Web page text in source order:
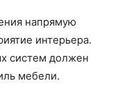
напрямую
интерьера.
систем должен
мебели.